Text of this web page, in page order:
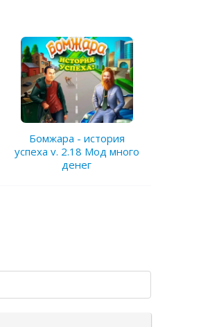
Бомжара - история
успеха v. 2.18 Мод много
денег